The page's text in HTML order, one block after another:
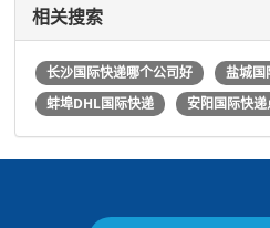
相关搜索
长沙国际快递哪个公司好 盐城国
蚌埠DHL国际快递
安阳国际快递